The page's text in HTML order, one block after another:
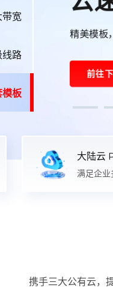
带宽
线路
模板
算力无界
云
满足多
大陆云
满足企业
携手三大公有云，